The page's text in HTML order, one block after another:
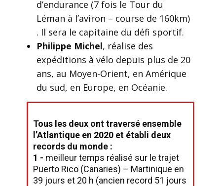
d’endurance (7 fois le Tour du
Léman à l’aviron – course de 160km)
. Il sera le capitaine du défi sportif.
Philippe Michel, réalise des
expéditions à vélo depuis plus de 20
ans, au Moyen-Orient, en Amérique
du sud, en Europe, en Océanie.
Tous les deux ont traversé ensemble
l’Atlantique en 2020 et établi deux
records du monde :
1 - meilleur temps réalisé sur le trajet
Puerto Rico (Canaries) – Martinique en
39 jours et 20 h (ancien record 51 jours